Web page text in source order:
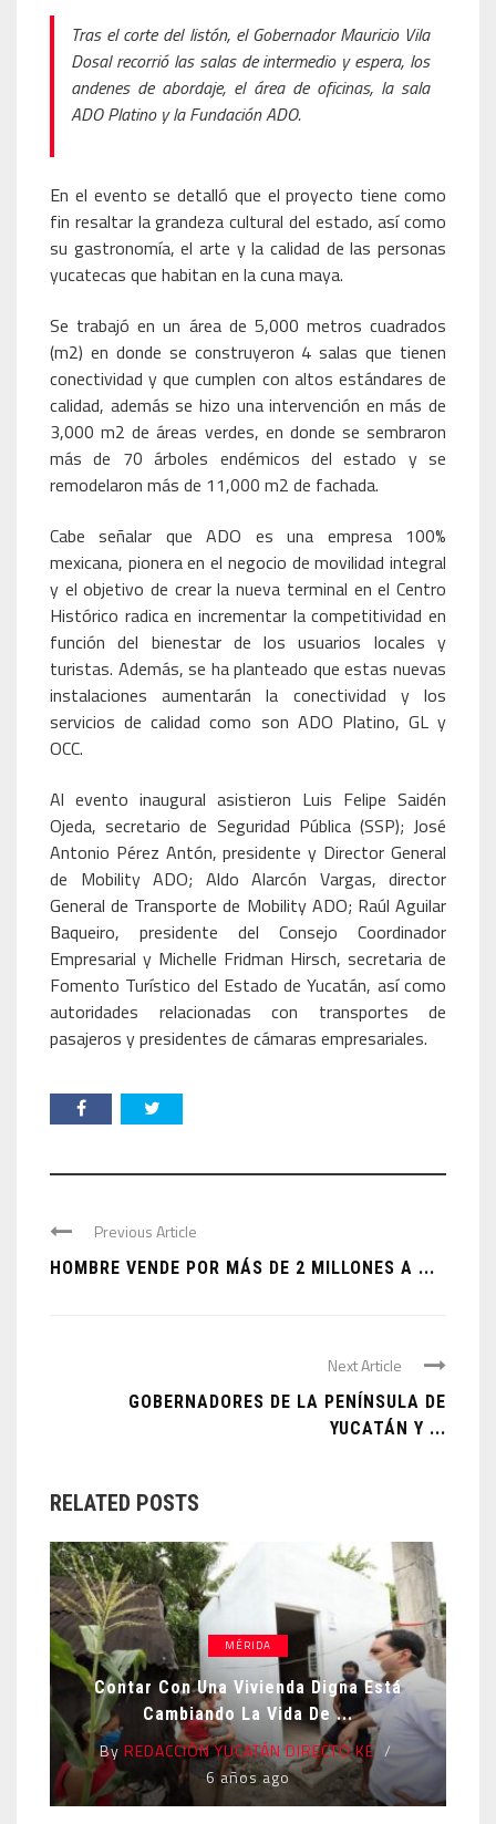
Tras el corte del listón, el Gobernador Mauricio Vila
Dosal recorrió las salas de intermedio y espera, los
andenes de abordaje, el área de oficinas, la sala
ADO Platino y la Fundación ADO.
En el evento se detalló que el proyecto tiene como
fin resaltar la grandeza cultural del estado, así como
su gastronomía, el arte y la calidad de las personas
yucatecas que habitan en la cuna maya.
Se trabajó en un área de 5,000 metros cuadrados
(m2) en donde se construyeron 4 salas que tienen
conectividad y que cumplen con altos estándares de
calidad, además se hizo una intervención en más de
3,000 m2 de áreas verdes, en donde se sembraron
más de 70 árboles endémicos del estado y se
remodelaron más de 11,000 m2 de fachada.
Cabe señalar que ADO es una empresa 100%
mexicana, pionera en el negocio de movilidad integral
y el objetivo de crear la nueva terminal en el Centro
Histórico radica en incrementar la competitividad en
función del bienestar de los usuarios locales y
turistas. Además, se ha planteado que estas nuevas
instalaciones aumentarán la conectividad y los
servicios de calidad como son ADO Platino, GL y
OCC.
Al evento inaugural asistieron Luis Felipe Saidén
Ojeda, secretario de Seguridad Pública (SSP); José
Antonio Pérez Antón, presidente y Director General
de Mobility ADO; Aldo Alarcón Vargas, director
General de Transporte de Mobility ADO; Raúl Aguilar
Baqueiro, presidente del Consejo Coordinador
Empresarial y Michelle Fridman Hirsch, secretaria de
Fomento Turístico del Estado de Yucatán, así como
autoridades relacionadas con transportes de
pasajeros y presidentes de cámaras empresariales.
Previous Article
HOMBRE VENDE POR MÁS DE 2 MILLONES A ...
Next Article
GOBERNADORES DE LA PENÍNSULA DE
YUCATÁN Y ...
RELATED POSTS
MÉRIDA
Contar Con Una Vivienda Digna Está
Cambiando La Vida De ...
By REDACCIÓN YUCATÁN DIRECTO KE
6 años ago